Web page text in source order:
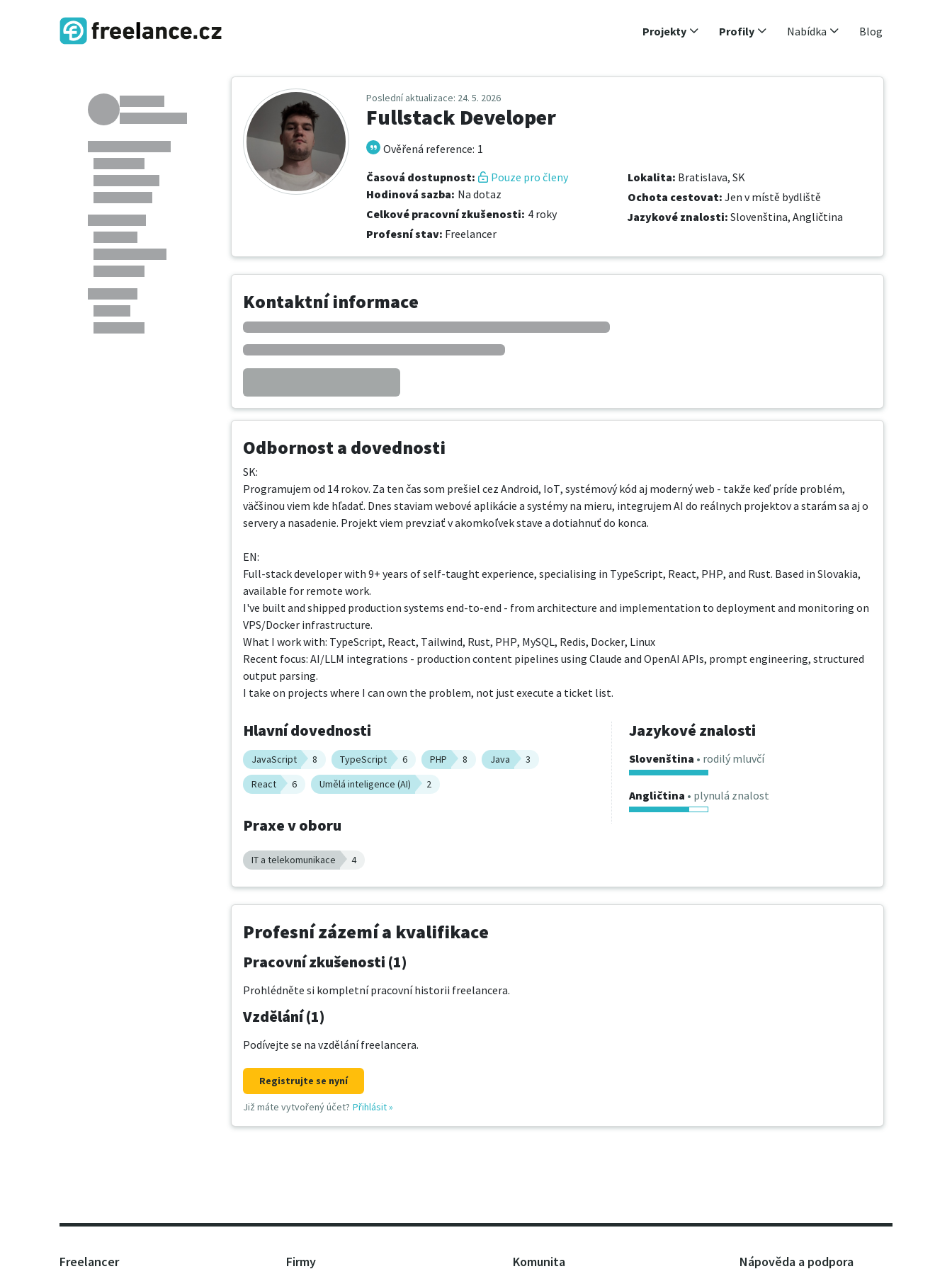
Projekty Profily Nabídka Blog
Poslední aktualizace: 24. 5. 2026
Fullstack Developer
Ověřená reference: 1
Časová dostupnost:
Pouze pro členy
Hodinová sazba: Na dotaz
Celkové pracovní zkušenosti: 4 roky
Profesní stav: Freelancer
Lokalita: Bratislava, SK
Ochota cestovat: Jen v místě bydliště
Jazykové znalosti: Slovenština, Angličtina
Kontaktní informace
Odbornost a dovednosti
SK:
Programujem od 14 rokov. Za ten čas som prešiel cez Android, IoT, systémový kód aj moderný web - takže keď príde problém,
väčšinou viem kde hľadať. Dnes staviam webové aplikácie a systémy na mieru, integrujem AI do reálnych projektov a starám sa aj o
servery a nasadenie. Projekt viem prevziať v akomkoľvek stave a dotiahnuť do konca.
EN:
Full-stack developer with 9+ years of self-taught experience, specialising in TypeScript, React, PHP, and Rust. Based in Slovakia,
available for remote work.
I've built and shipped production systems end-to-end - from architecture and implementation to deployment and monitoring on
VPS/Docker infrastructure.
What I work with: TypeScript, React, Tailwind, Rust, PHP, MySQL, Redis, Docker, Linux
Recent focus: AI/LLM integrations - production content pipelines using Claude and OpenAI APIs, prompt engineering, structured
output parsing.
I take on projects where I can own the problem, not just execute a ticket list.
Hlavní dovednosti
JavaScript 8 TypeScript 6 PHP 8 Java
3
React
6 Umělá inteligence (AI) 2
Praxe v oboru
IT a telekomunikace 4
Jazykové znalosti
Slovenština • rodilý mluvčí
Angličtina • plynulá znalost
Profesní zázemí a kvalifikace
Pracovní zkušenosti (1)
Prohlédněte si kompletní pracovní historii freelancera.
Vzdělání (1)
Podívejte se na vzdělání freelancera.
Registrujte se nyní
Již máte vytvořený účet? Přihlásit»
Freelancer Firmy Komunita Nápověda a podpora